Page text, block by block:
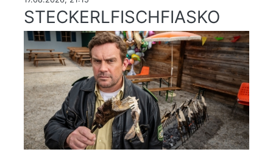
STECKERLFISCHFIASKO